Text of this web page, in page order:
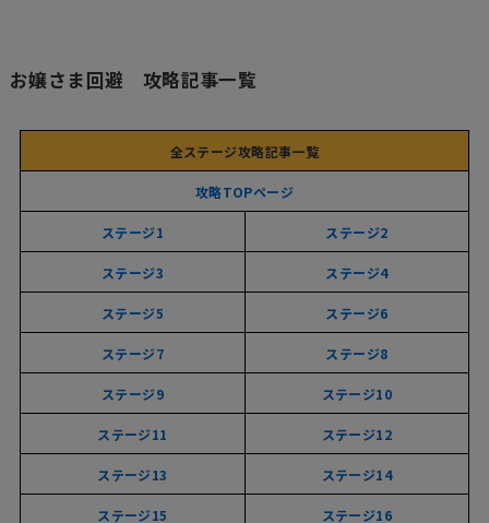
お嬢さま回避 攻略記事一覧
全ステージ攻略記事一覧
攻略TOPページ
ステージ1 ステージ2
ステージ3 ステージ4
ステージ5 ステージ6
ステージ7 ステージ8
ステージ9 ステージ10
ステージ11 ステージ12
ステージ13 ステージ14
ステージ15 ステージ16